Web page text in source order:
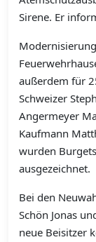
Sirene. Er
außerdem für
Schweizer
Angermeyer
Kaufmann
wurden
ausgezeichnet.
Bei den
Schön Jonas
neue Beisitzer